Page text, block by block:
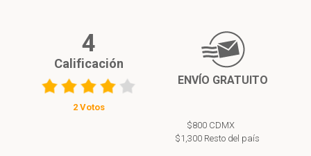
4
Calificación
2 Votos
ENVÍO GRATUITO
$800 CDMX
$1,300 Resto del país